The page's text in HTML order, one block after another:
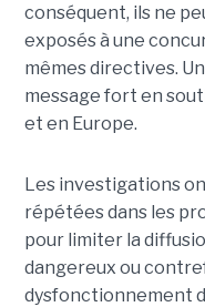
conséquent, ils ne
exposés à une
mêmes directives.
message fort en
et en Europe.
Les investigations
répétées dans les
pour limiter la
dangereux ou
dysfonctionnement